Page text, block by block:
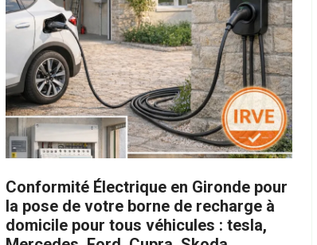
Conformité Électrique en Gironde pour
la pose de votre borne de recharge à
domicile pour tous véhicules : tesla,